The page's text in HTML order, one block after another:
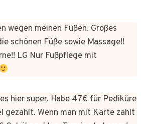
wegen meinen Füßen. Großes
schönen Füße sowie Massage!!
LG Nur Fußpflege mit
hier super. Habe 47€ für Pediküre
gezahlt. Wenn man mit Karte zahlt